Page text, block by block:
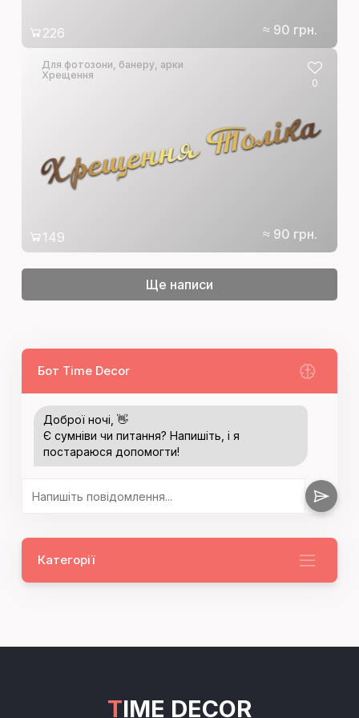
≈ 90 грн.
226
Хрещення Толіка
Для фотозони, банеру, арки
Хрещення
≈ 90 грн.
0
149
Ще написи
Бот Time Decor
Доброї ночі, 👋
Є сумніви чи питання? Напишіть, і я
постараюся допомогти!
Категорії
TIME DECOR